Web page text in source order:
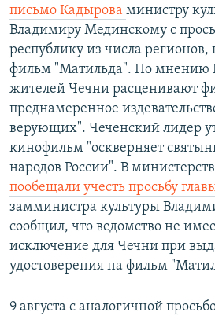
письмо Кадырова министру
Владимиру Мединскому с
республику из числа регионов,
фильм "Матильда". По мнению
жителей Чечни расценивают
преднамеренное
верующих". Чеченский лидер
кинофильм "оскверняет
народов России". В
пообещали учесть просьбу
замминистра культуры
сообщил, что ведомство не
исключение для Чечни при
удостоверения на фильм
9 августа с аналогичной